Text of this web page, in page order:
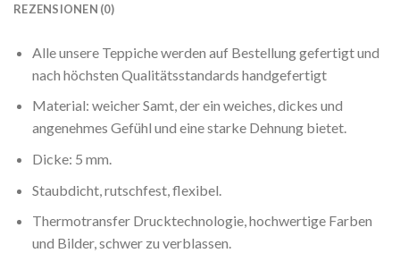
REZENSIONEN (0)
Alle unsere Teppiche werden auf Bestellung gefertigt und
nach höchsten Qualitätsstandards handgefertigt
Material: weicher Samt, der ein weiches, dickes und
angenehmes Gefühl und eine starke Dehnung bietet.
Dicke: 5 mm.
Staubdicht, rutschfest, flexibel.
Thermotransfer Drucktechnologie, hochwertige Farben
und Bilder, schwer zu verblassen.